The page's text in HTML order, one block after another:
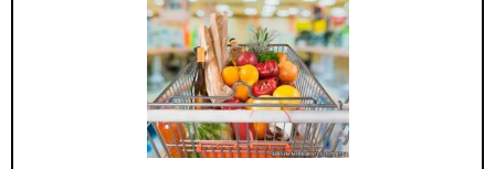
para um determinado período de tempo, de acordo
também com as suas condições financei.